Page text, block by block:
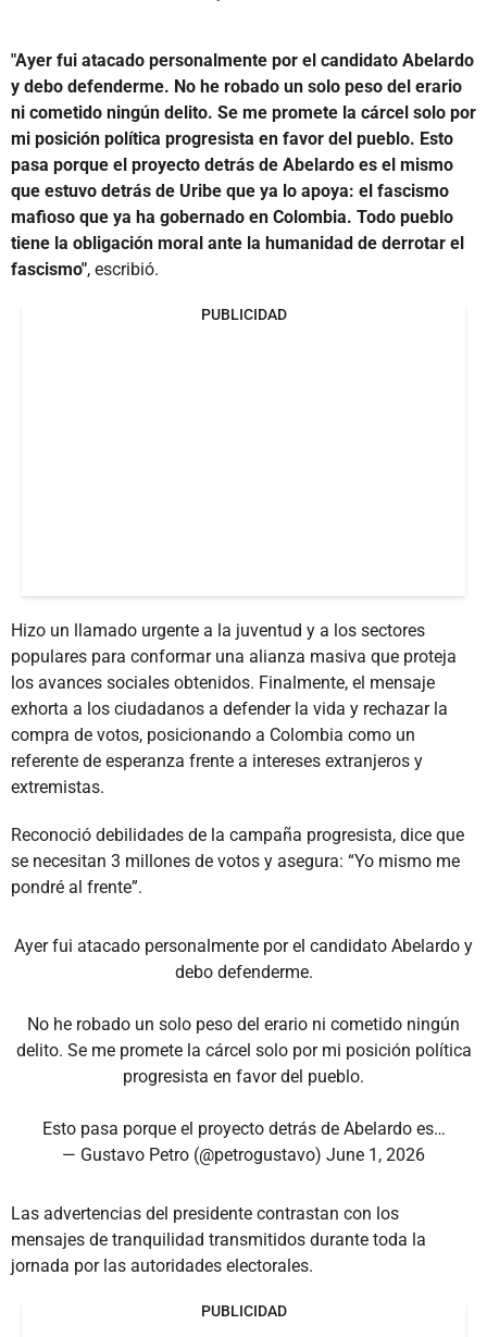
"Ayer fui atacado personalmente por el candidato Abelardo
y debo defenderme. No he robado un solo peso del erario
ni cometido ningún delito. Se me promete la cárcel solo por
mi posición política progresista en favor del pueblo. Esto
pasa porque el proyecto detrás de Abelardo es el mismo
que estuvo detrás de Uribe que ya lo apoya: el fascismo
mafioso que ya ha gobernado en Colombia. Todo pueblo
tiene la obligación moral ante la humanidad de derrotar el
fascismo", escribió.
PUBLICIDAD
Hizo un llamado urgente a la juventud y a los sectores
populares para conformar una alianza masiva que proteja
los avances sociales obtenidos. Finalmente, el mensaje
exhorta a los ciudadanos a defender la vida y rechazar la
compra de votos, posicionando a Colombia como un
referente de esperanza frente a intereses extranjeros y
extremistas.
Reconoció debilidades de la campaña progresista, dice que
se necesitan 3 millones de votos y asegura: “Yo mismo me
pondré al frente”.
Ayer fui atacado personalmente por el candidato Abelardo y
debo defenderme.
No he robado un solo peso del erario ni cometido ningún
delito. Se me promete la cárcel solo por mi posición política
progresista en favor del pueblo.
Esto pasa porque el proyecto detrás de Abelardo es…
— Gustavo Petro (@petrogustavo) June 1, 2026
Las advertencias del presidente contrastan con los
mensajes de tranquilidad transmitidos durante toda la
jornada por las autoridades electorales.
PUBLICIDAD